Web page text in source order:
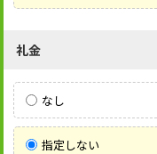
礼金
なし
指定しない